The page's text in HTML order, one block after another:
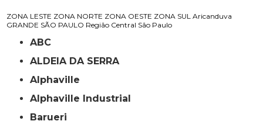
ZONA LESTE ZONA NORTE ZONA OESTE ZONA SUL Aricanduva
GRANDE SÃO PAULO Região Central São Paulo
ABC
ALDEIA DA SERRA
Alphaville
Alphaville Industrial
Barueri